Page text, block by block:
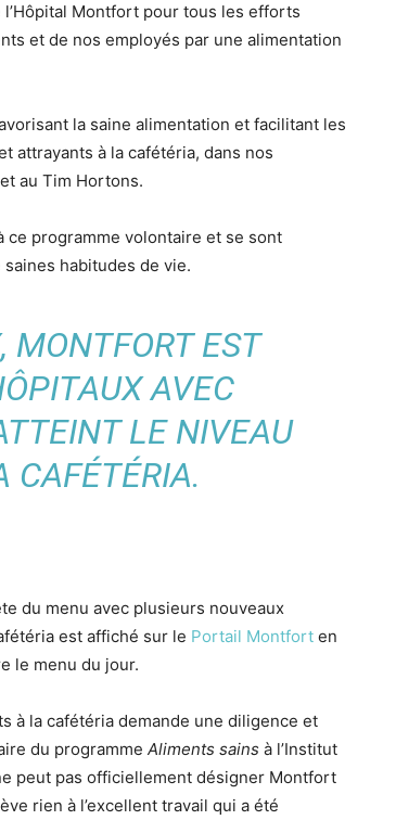
Montfort pour tous les efforts
et de nos employés par une alimentation
la saine alimentation et facilitant les
attrayants à la cafétéria, dans nos
au Tim Hortons.
ce programme volontaire et se sont
habitudes de vie.
MONTFORT EST
AVEC
LE NIVEAU
CAFÉTÉRIA.
du menu avec plusieurs nouveaux
est affiché sur le Portail Montfort en
le menu du jour.
à la cafétéria demande une diligence et
du programme Aliments sains à l’Institut
peut pas officiellement désigner Montfort
rien à l’excellent travail qui a été